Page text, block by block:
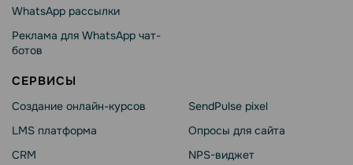
WhatsApp рассылки
Реклама для WhatsApp чат-
ботов
СЕРВИСЫ
Создание онлайн-курсов
LMS платформа
CRM
SendPulse pixel
Опросы для сайта
NPS-виджет